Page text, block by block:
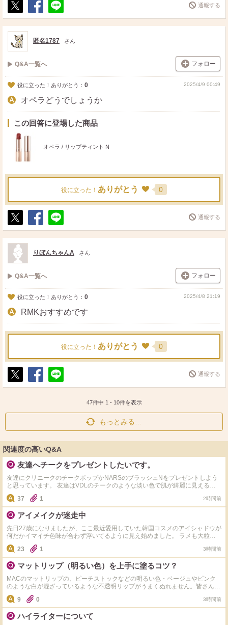
ポ
ス
ト
シ
ェ
送
る
通報する
匿名1787 さん
Q&A一覧へ フォロー
役に立った！ありがとう： 0 2025/4/9 00:49
オペラどうでしょうか
この回答に登場した商品
オペラ / リップティント N
役に立った！ ありがとう 0
ポ
ス
ト
シ
ェ
送
る
通報する
りぼんちゃんA さん
Q&A一覧へ フォロー
役に立った！ありがとう： 0 2025/4/8 21:19
RMKおすすめです
役に立った！ ありがとう 0
ポ
シ
送
通報する
47件中 1 - 10件を表示
もっとみる…
関連度の高いQ&A
友達へチークをプレゼントしたいです。
友達にクリニークのチークポップかNARSのブラッシュNをプレゼントしよう
と思っています。 友達はVDLのチークのような淡い色で肌が綺麗に見えるチ
ークが好きな子です。 上の二つならどちらの方が良いでしょうか？ またプレ
ゼントにオススメのコスメ（5000円以下）がありましたら教えて頂きたいで
す。 よろしくお願いいたします。
37 1 2時間前
アイメイクが迷走中
先日27歳になりましたが、ここ最近愛用していた韓国コスメのアイシャドウが
何だかイマイチ色味が合わず浮いてるように見え始めました。 ラメも大粒だ
とギラギラしすぎるし、マットだとくすんで見える…… アイラインもマット
ブラックで引いてたラインが徐々に何だかしっくり来ないようなそんな感覚で
す（т-т） そろそろ年齢的にもコスメ全体の総入れ替え時期が来てしまったよ
うです。 皆様おすすめのアイライナー、アイシャドウを教えていただけたら
お願いいたします（т-т）
23 1 3時間前
マットリップ（明るい色）を上手に塗るコツ？
MACのマットリップの、ピーチストックなどの明るい色・ベージュやピンク
のような白が混ざっているような不透明リップがうまくぬれません。皆さんぱ
ぱっと塗ってきれいに発色しますか？ 自分は元の唇が赤いのと、皮むけ・た
てじわが出やすいこともあって、ぱぱっと塗ると透けてムラになったり、透け
ないようにたっぷりぬると皮や皺にたまってムラになります。 MACのリップ
下地を使ってもあんまり変わらない…。 同じようなお悩みの方、解決した方
9 0 3時間前
ハイライターについて